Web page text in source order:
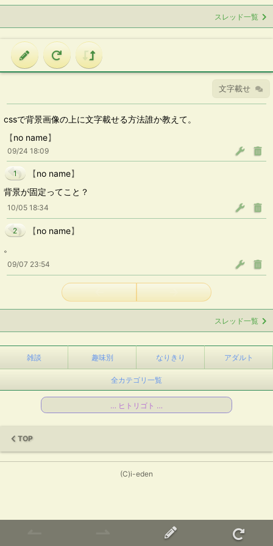
スレッド一覧
文字載せ
cssで背景画像の上に文字載せる方法誰か教えて。
【no name】
09/24 18:09
1 【no name】
背景が固定ってこと？
10/05 18:34
2 【no name】
。
09/07 23:54
スレッド一覧
雑談 趣味別 なりきり アダルト
全カテゴリ一覧
… ヒトリゴト …
TOP
(C)i-eden